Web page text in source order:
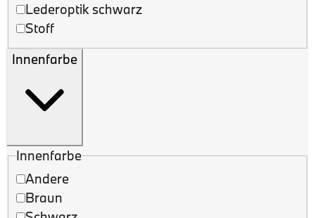
Lederoptik schwarz
Stoff
Innenfarbe
Innenfarbe
Andere
Braun